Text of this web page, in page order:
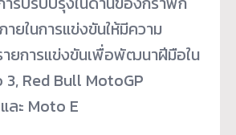
ยในการแข่งขันให้มีความ
ยการแข่งขันเพื่อพัฒนาฝีมือใน
Red Bull MotoGP
ละ Moto E